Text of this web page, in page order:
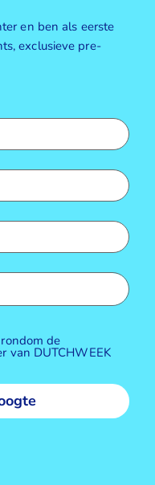
en ben als eerste
exclusieve pre-